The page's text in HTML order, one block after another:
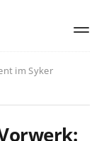
im Syker